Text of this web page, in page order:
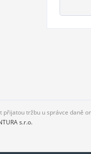
tržbu u správce daně
s.r.o.